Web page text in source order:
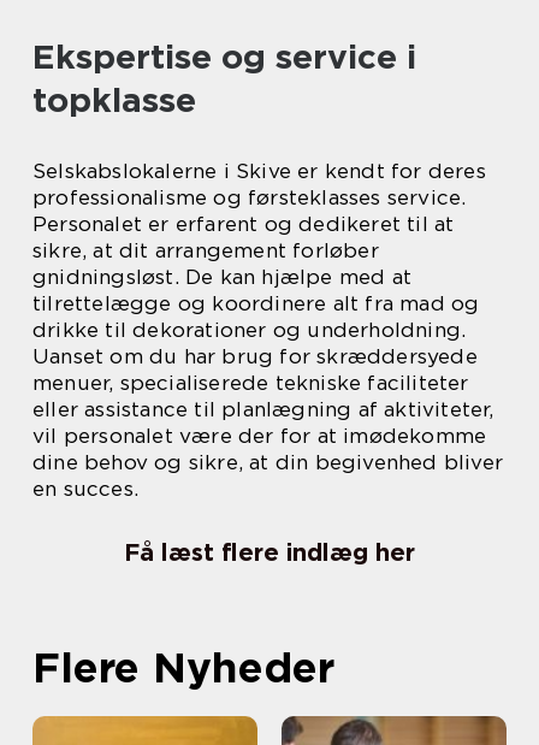
Ekspertise og service i
topklasse
Selskabslokalerne i Skive er kendt for deres
professionalisme og førsteklasses service.
Personalet er erfarent og dedikeret til at
sikre, at dit arrangement forløber
gnidningsløst. De kan hjælpe med at
tilrettelægge og koordinere alt fra mad og
drikke til dekorationer og underholdning.
Uanset om du har brug for skræddersyede
menuer, specialiserede tekniske faciliteter
eller assistance til planlægning af aktiviteter,
vil personalet være der for at imødekomme
dine behov og sikre, at din begivenhed bliver
en succes.
Få læst flere indlæg her
Flere Nyheder